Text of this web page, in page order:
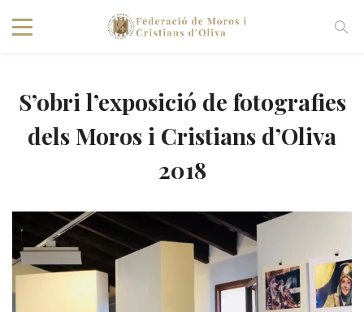
S’obri l’exposició de fotografies
dels Moros i Cristians d’Oliva
2018